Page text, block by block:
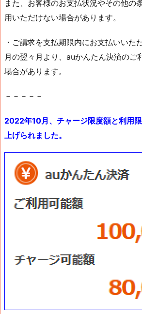
また、お客様のお支払状況やその他の
用いただけない場合があります。
・ご請求を支払期限内にお支払いいた
月の翌々月より、auかんたん決済のご
場合があります。
－－－－－
2022年10月、チャージ限度額と利用
上げられました。